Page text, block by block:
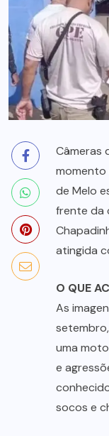
Câmeras
momento
de Melo
frente da
atingida
O QUE
As
uma
e
socos e